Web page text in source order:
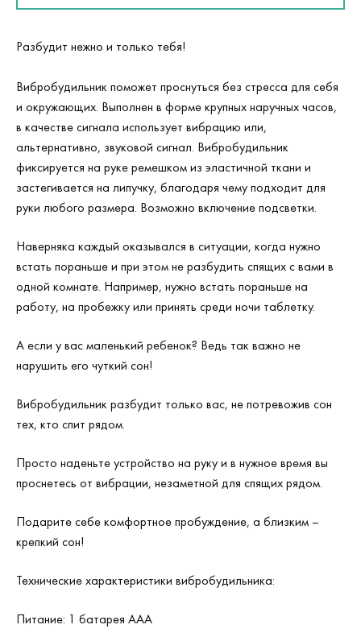
Разбудит нежно и только тебя!
Вибробудильник поможет проснуться без стресса для себя
и окружающих. Выполнен в форме крупных наручных часов,
в качестве сигнала использует вибрацию или,
альтернативно, звуковой сигнал. Вибробудильник
фиксируется на руке ремешком из эластичной ткани и
застегивается на липучку, благодаря чему подходит для
руки любого размера. Возможно включение подсветки.
Наверняка каждый оказывался в ситуации, когда нужно
встать пораньше и при этом не разбудить спящих с вами в
одной комнате. Например, нужно встать пораньше на
работу, на пробежку или принять среди ночи таблетку.
А если у вас маленький ребенок? Ведь так важно не
нарушить его чуткий сон!
Вибробудильник разбудит только вас, не потревожив сон
тех, кто спит рядом.
Просто наденьте устройство на руку и в нужное время вы
проснетесь от вибрации, незаметной для спящих рядом.
Подарите себе комфортное пробуждение, а близким –
крепкий сон!
Технические характеристики вибробудильника:
Питание: 1 батарея ААА